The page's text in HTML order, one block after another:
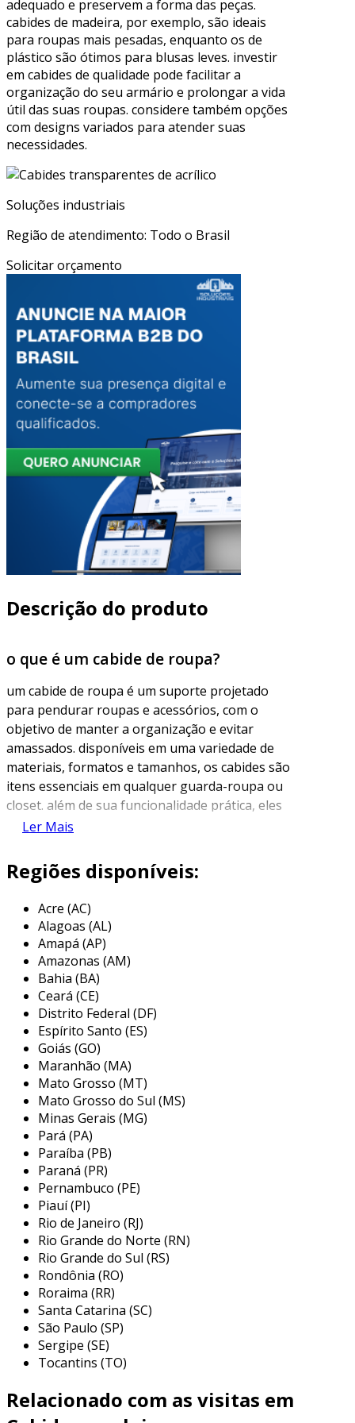
adequado e preservem a forma das peças.
cabides de madeira, por exemplo, são ideais
para roupas mais pesadas, enquanto os de
plástico são ótimos para blusas leves. investir
em cabides de qualidade pode facilitar a
organização do seu armário e prolongar a vida
útil das suas roupas. considere também opções
com designs variados para atender suas
necessidades.
Soluções industriais
Região de atendimento: Todo o Brasil
Solicitar orçamento
Descrição do produto
o que é um cabide de roupa?
um cabide de roupa é um suporte projetado
para pendurar roupas e acessórios, com o
objetivo de manter a organização e evitar
amassados. disponíveis em uma variedade de
materiais, formatos e tamanhos, os cabides são
itens essenciais em qualquer guarda-roupa ou
closet. além de sua funcionalidade prática, eles
também oferecem uma maneira elegante de
lojas de moda.
materiais, como madeira, plástico e metal. cada
tipo de material possui características
específicas que influenciam na durabilidade e na
adequação para diferentes tipos de roupas. por
exemplo, os cabides de madeira são preferidos
para roupas pesadas, enquanto os de plástico
podem ser uma opção mais econômica e leve.
principais tipos de cabides de roupa
os cabides de roupa variam amplamente em
design e funcionalidade, adaptando-se às
necessidades específicas de quem os utiliza.
conhecer os diferentes tipos pode ajudar na
escolha da melhor opção para cada situação.
confira abaixo os principais tipos de cabides:
cabide de madeira:
pesadas como paletós e casacos,
oferecendo resistência e um visual
sofisticado.
cabide de plástico:
são perfeitos para camisetas e roupas do
dia a dia, mas não suportam grandes
pesos.
moderna, são duráveis e podem ser
Ler Mais
Regiões disponíveis:
Acre (AC)
Alagoas (AL)
Amapá (AP)
Amazonas (AM)
Bahia (BA)
Ceará (CE)
Distrito Federal (DF)
Espírito Santo (ES)
Goiás (GO)
Maranhão (MA)
Mato Grosso (MT)
Mato Grosso do Sul (MS)
Minas Gerais (MG)
Pará (PA)
Paraíba (PB)
Paraná (PR)
Pernambuco (PE)
Piauí (PI)
Rio de Janeiro (RJ)
Rio Grande do Norte (RN)
Rio Grande do Sul (RS)
Rondônia (RO)
Roraima (RR)
Santa Catarina (SC)
São Paulo (SP)
Sergipe (SE)
Tocantins (TO)
Relacionado com as visitas em